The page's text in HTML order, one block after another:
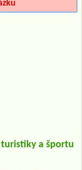
turistiky a športu